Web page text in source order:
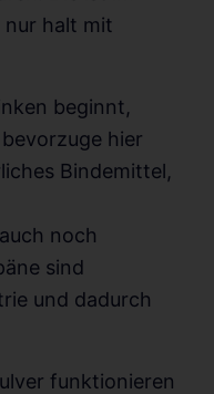
nur halt mit
beginnt,
hier
Bindemittel,
noch
sind
und dadurch
funktionieren